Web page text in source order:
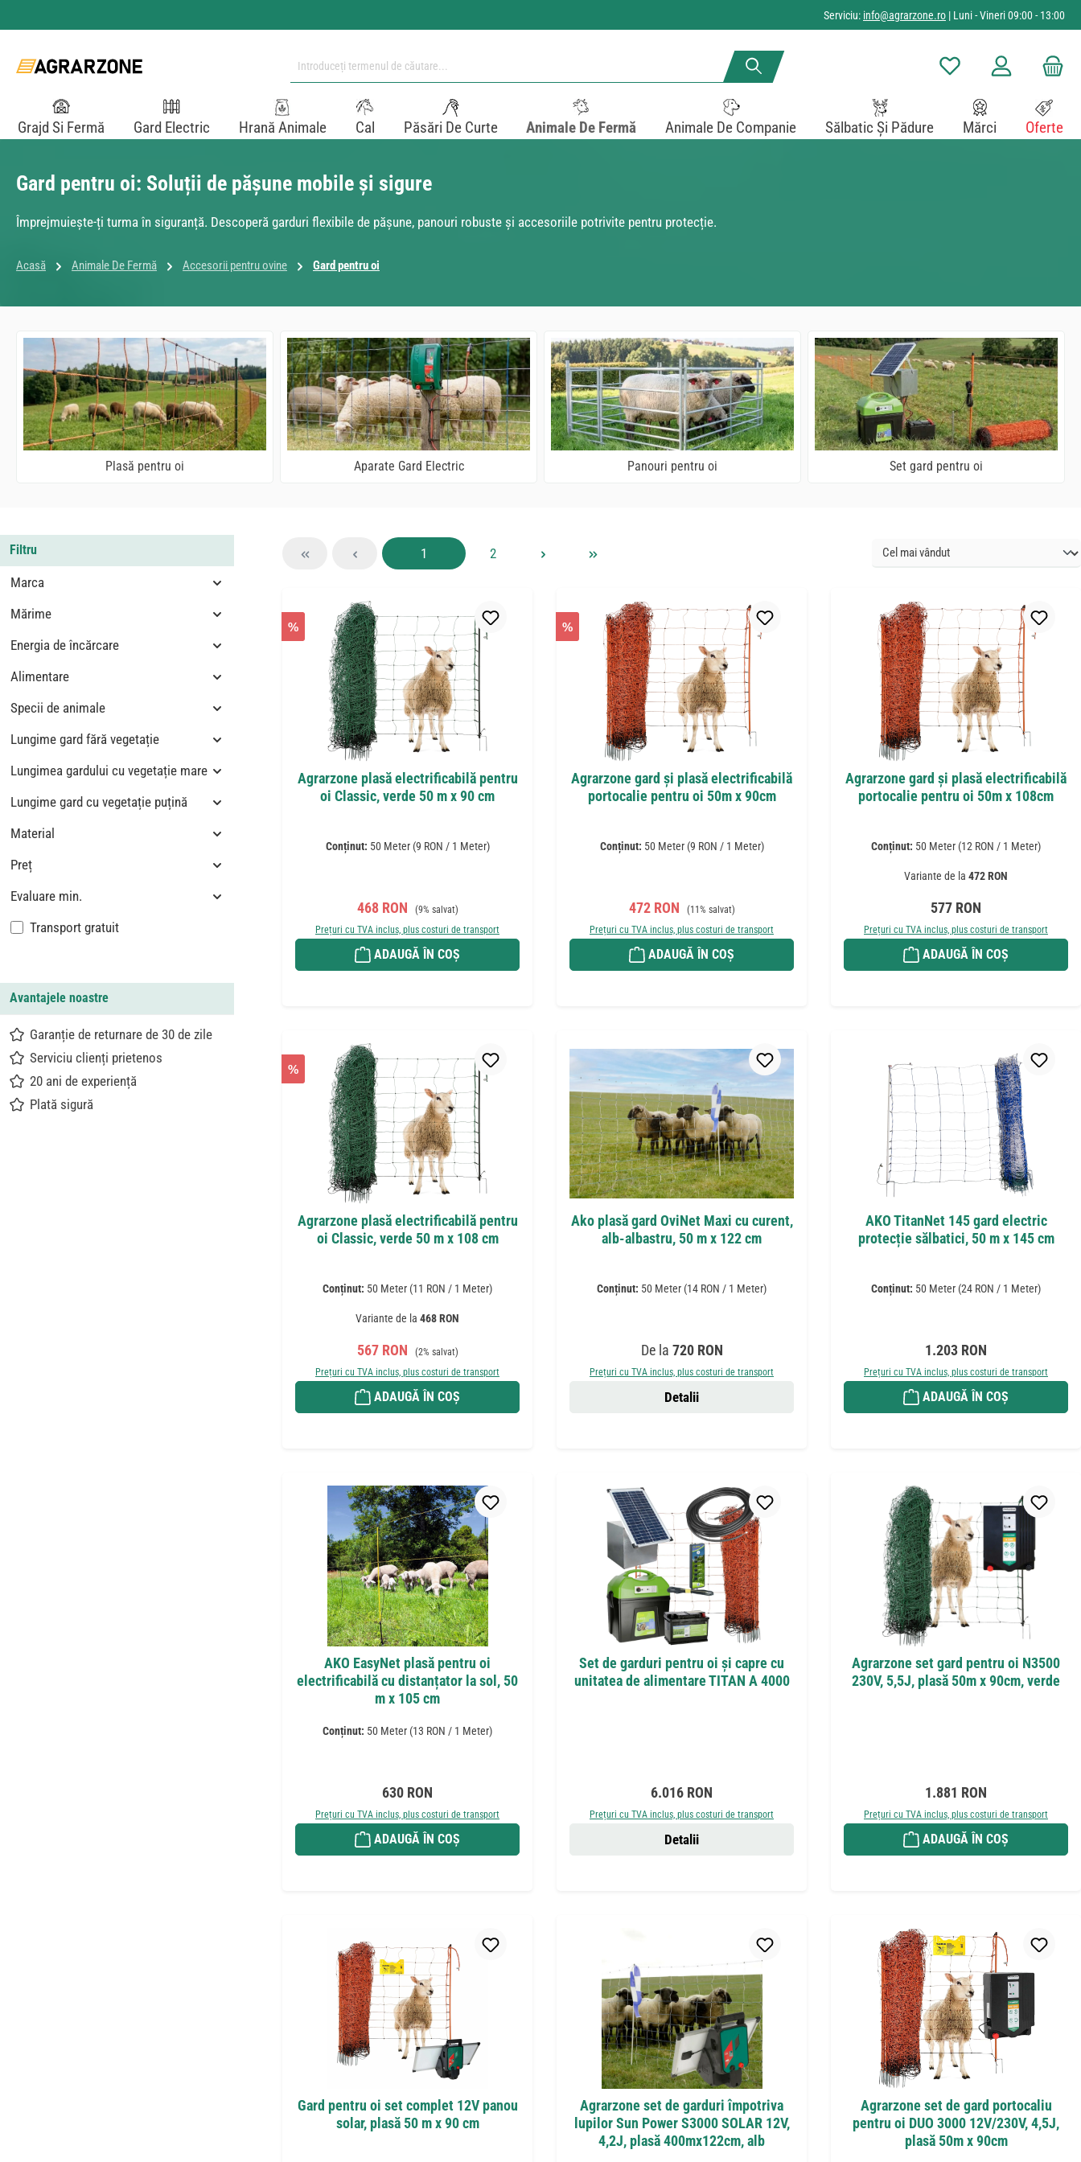
Serviciu: info@agrarzone.ro | Luni - Vineri 09:00 - 13:00
Aveți 0 articole din lista
Grajd Si Fermă Gard Electric Hrană Animale Cal Păsări De Curte Animale De Fermă Animale De Companie Sălbatic Și Pădure Mărci Oferte
Gard pentru oi: Soluții de pășune mobile și sigure
Împrejmuiește-ți turma în siguranță. Descoperă garduri flexibile de pășune, panouri robuste și accesoriile potrivite pentru protecție.
Acasă Animale De Fermă Accesorii pentru ovine Gard pentru oi
Plasă pentru oi Aparate Gard Electric Panouri pentru oi Set gard pentru oi
Filtru
Marca
Mărime
Energia de încărcare
Alimentare
Specii de animale
Lungime gard fără vegetație
Lungimea gardului cu vegetație mare
Lungime gard cu vegetație puțină
Material
Preț
Evaluare min.
Adaugă filtru: Livrare gratuită
Transport gratuit
Avantajele noastre
Garanție de returnare de 30 de zile
Serviciu clienți prietenos
20 ani de experiență
Plată sigură
Pagina
1 Pagina
2
%
Agrarzone plasă electrificabilă pentru
oi Classic, verde 50 m x 90 cm
Conținut: 50 Meter (9 RON / 1 Meter)
Preț de vânzare:
468 RON Preț obișnuit:
(9% salvat)
Prețuri cu TVA inclus, plus costuri de transport
ADAUGĂ ÎN COȘ
%
Agrarzone gard și plasă electrificabilă
portocalie pentru oi 50m x 90cm
Conținut: 50 Meter (9 RON / 1 Meter)
Preț de vânzare:
472 RON Preț obișnuit:
(11% salvat)
Prețuri cu TVA inclus, plus costuri de transport
ADAUGĂ ÎN COȘ
Agrarzone gard și plasă electrificabilă
portocalie pentru oi 50m x 108cm
Conținut: 50 Meter (12 RON / 1 Meter)
Variante de la 472 RON
Preț obișnuit:
577 RON
Prețuri cu TVA inclus, plus costuri de transport
ADAUGĂ ÎN COȘ
%
Agrarzone plasă electrificabilă pentru
oi Classic, verde 50 m x 108 cm
Conținut: 50 Meter (11 RON / 1 Meter)
Variante de la 468 RON
Preț de vânzare:
567 RON Preț obișnuit:
(2% salvat)
Prețuri cu TVA inclus, plus costuri de transport
ADAUGĂ ÎN COȘ
Ako plasă gard OviNet Maxi cu curent,
alb-albastru, 50 m x 122 cm
Conținut: 50 Meter (14 RON / 1 Meter)
Preț obișnuit:
De la 720 RON
Prețuri cu TVA inclus, plus costuri de transport
Detalii
AKO TitanNet 145 gard electric
protecție sălbatici, 50 m x 145 cm
Conținut: 50 Meter (24 RON / 1 Meter)
Preț obișnuit:
1.203 RON
Prețuri cu TVA inclus, plus costuri de transport
ADAUGĂ ÎN COȘ
AKO EasyNet plasă pentru oi
electrificabilă cu distanțator la sol, 50
m x 105 cm
Conținut: 50 Meter (13 RON / 1 Meter)
Preț obișnuit:
630 RON
Prețuri cu TVA inclus, plus costuri de transport
ADAUGĂ ÎN COȘ
Set de garduri pentru oi și capre cu
unitatea de alimentare TITAN A 4000
Preț obișnuit:
6.016 RON
Prețuri cu TVA inclus, plus costuri de transport
Detalii
Agrarzone set gard pentru oi N3500
230V, 5,5J, plasă 50m x 90cm, verde
Preț obișnuit:
1.881 RON
Prețuri cu TVA inclus, plus costuri de transport
ADAUGĂ ÎN COȘ
Gard pentru oi set complet 12V panou
solar, plasă 50 m x 90 cm
Agrarzone set de garduri împotriva
lupilor Sun Power S3000 SOLAR 12V,
4,2J, plasă 400mx122cm, alb
Agrarzone set de gard portocaliu
pentru oi DUO 3000 12V/230V, 4,5J,
plasă 50m x 90cm